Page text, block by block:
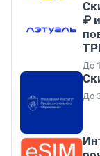
₽
До
До